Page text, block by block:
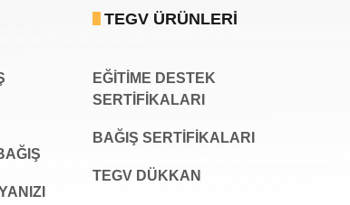
TEGV ÜRÜNLERI
EĞİTİME DESTEK
SERTİFİKALARI
BAĞIŞ SERTIFIKALARI
TEGV DÜKKAN